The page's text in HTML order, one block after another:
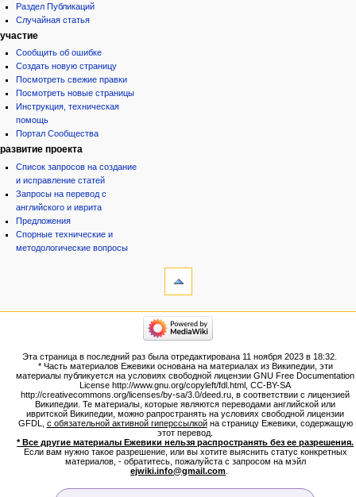
Раздел Публикаций
Случайная статья
участие
Сообщить об ошибке
Создать новую страницу
Посмотреть свежие правки
Посмотреть новые страницы
Инструкция, техническая
помощь
Портал Сообщества
развитие проекта
Список запросов на создание
и исправление статей
Запросы на перевод с
английского и иврита
Предложения
Спорные технические и
методологические вопросы
Версия
для
Постоянная
ссылка
Сведения
о странице
категории
Народ
Проекты
Проекты/Участники/
дополнения
Публикации:Авторы
Публикации:Статьи по типу
Темы
ежевиковый куст
ЕжеВиКа,Еврейская Вики-
ЕжеВиКа-ТаНаХ
Эта страница в последний раз была отредактирована 11 ноября 2023 в 18:32.
* Часть материалов Ежевики основана на материалах из Википедии, эти
материалы публикуется на условиях свободной лицензии GNU Free Documentation
License http://www.gnu.org/copyleft/fdl.html, CC-BY-SA
http://creativecommons.org/licenses/by-sa/3.0/deed.ru, в соответствии с лицензией
Википедии. Те материалы, которые являются переводами английской или
ивритской Википедии, можно рапространять на условиях свободной лицензии
GFDL, с обязательной активной гиперссылкойна страницу Ежевики, содержащую
этот перевод.
* Все другие материалы Ежевики нельзя распространять без ее разрешения.
Если вам нужно такое разрешение, или вы хотите выяснить статус конкретных
материалов, - обратитесь, пожалуйста с запросом на мэйл
ejwiki.info@gmail.com